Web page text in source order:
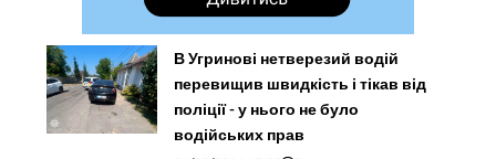
В Угринові нетверезий водій
перевищив швидкість і тікав від
поліції - у нього не було
водійських прав